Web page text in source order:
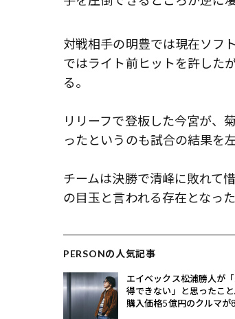
対戦相手の明豊では現在ソフ
ではライト前ヒットを許した
る。
リリーフで登板した今宮が、
ったというのも試合の結果を
チームは決勝で清峰に敗れて
の目玉と言われる存在となった
PERSONの人気記事
エイベックス松浦勝人が
得できない」と思ったこと
購入価格5億円のクルマが